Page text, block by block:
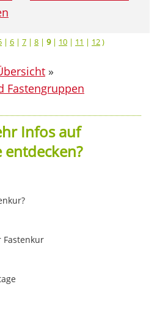
| 6 | 7 | 8 | 9| 10 | 11 | 12)
»
Fastengruppen
Infos auf
Fastenkur